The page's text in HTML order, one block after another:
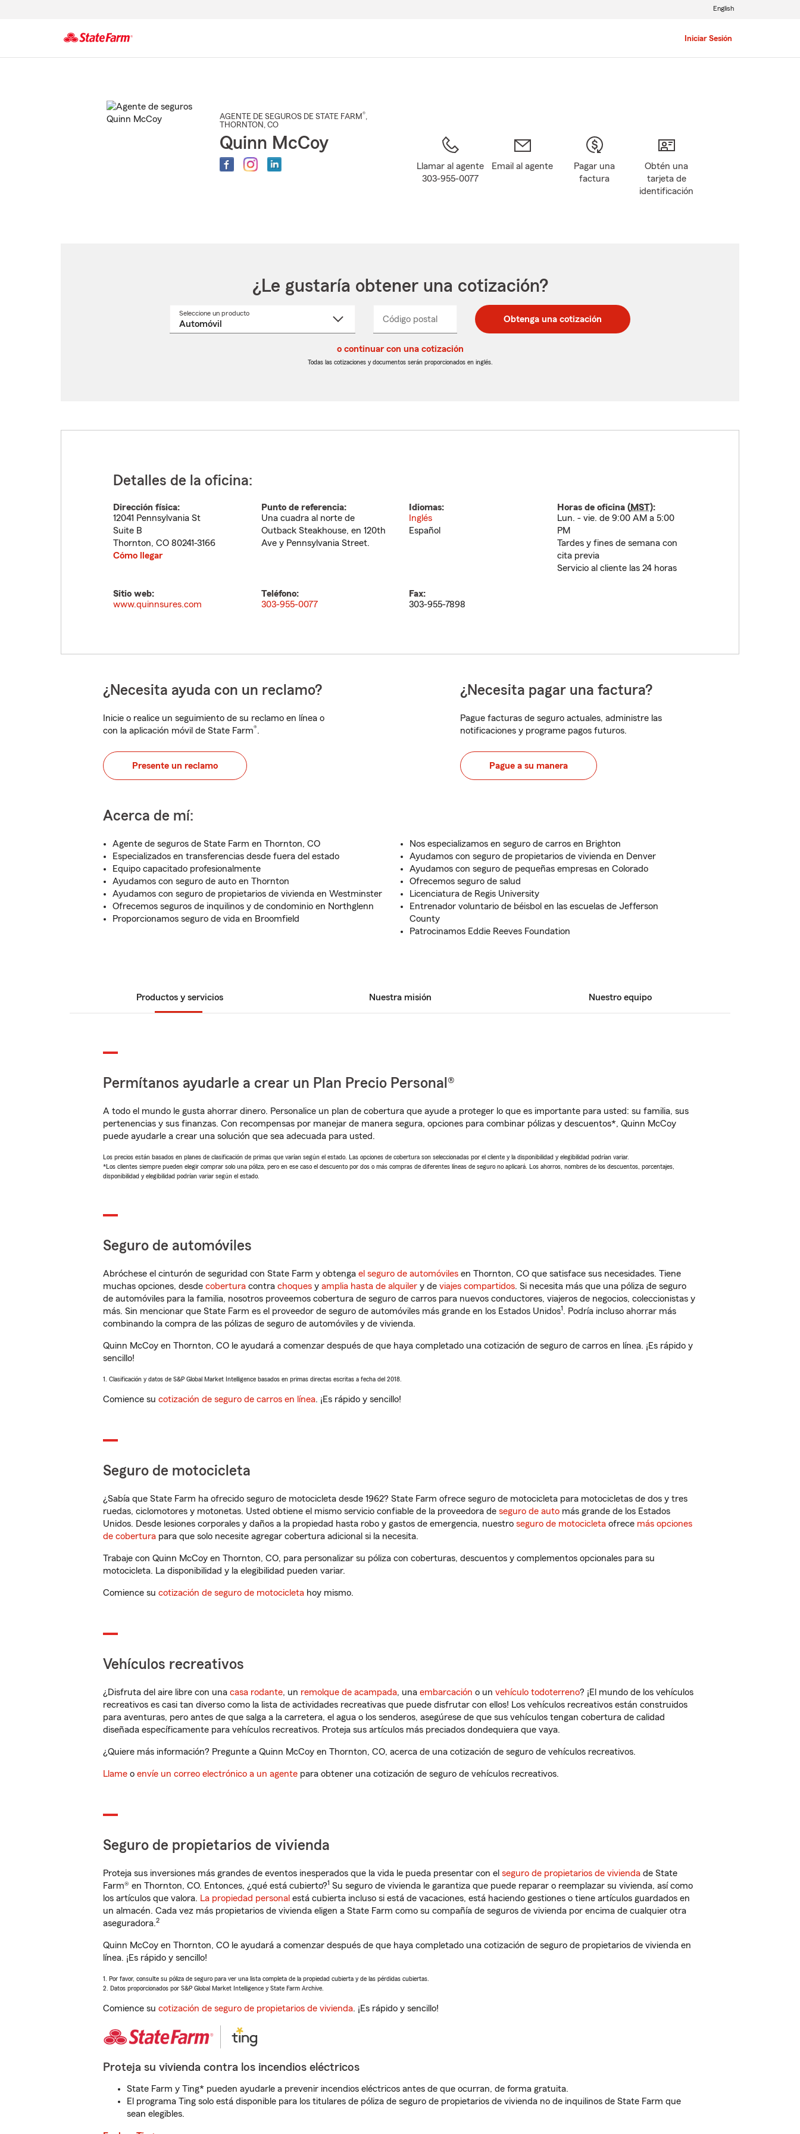
Iniciar Sesión
English
AGENTE DE SEGUROS DE STATE FARM®,
THORNTON , CO
Quinn McCoy
Llamar al agente
303-955-0077
Email al agente
Pagar una
factura
Obtén una
tarjeta de
identificación
¿Le gustaría obtener una cotización?
Seleccione un productoSeleccione
Código postal
postal
de
postal
de
_____ Obtenga una cotización
o continuar con una cotización
Todas las cotizaciones y documentos serán proporcionados en inglés.
Detalles de la oficina:
Dirección física:
12041 Pennsylvania St
Suite B
Thornton, CO 80241-3166
Cómo llegar
Punto de referencia:
Una cuadra al norte de
Outback Steakhouse, en 120th
Ave y Pennsylvania Street.
Idiomas:
Inglés
Español
Horas de oficina (MST):
Lun. - vie. de 9:00 AM a 5:00
PM
Tardes y fines de semana con
cita previa
Servicio al cliente las 24 horas
Sitio web:
www.quinnsures.com
Teléfono:
303-955-0077
Fax:
303-955-7898
¿Necesita ayuda con un reclamo?
Inicie o realice un seguimiento de su reclamo en línea o
con la aplicación móvil de State Farm®.
Presente un reclamo
¿Necesita pagar una factura?
Pague facturas de seguro actuales, administre las
notificaciones y programe pagos futuros.
Pague a su manera
Acerca de mí:
Agente de seguros de State Farm en Thornton, CO
Especializados en transferencias desde fuera del estado
Equipo capacitado profesionalmente
Ayudamos con seguro de auto en Thornton
Ayudamos con seguro de propietarios de vivienda en Westminster
Ofrecemos seguros de inquilinos y de condominio en Northglenn
Proporcionamos seguro de vida en Broomfield
Nos especializamos en seguro de carros en Brighton
Ayudamos con seguro de propietarios de vivienda en Denver
Ayudamos con seguro de pequeñas empresas en Colorado
Ofrecemos seguro de salud
Licenciatura de Regis University
Entrenador voluntario de béisbol en las escuelas de Jefferson
County
Patrocinamos Eddie Reeves Foundation
Productos y servicios Nuestra misión Nuestro equipo
Permítanos ayudarle a crear un Plan Precio Personal®
A todo el mundo le gusta ahorrar dinero. Personalice un plan de cobertura que ayude a proteger lo que es importante para usted: su familia, sus
pertenencias y sus finanzas. Con recompensas por manejar de manera segura, opciones para combinar pólizas y descuentos*, Quinn McCoy
puede ayudarle a crear una solución que sea adecuada para usted.
Los precios están basados en planes de clasificación de primas que varían según el estado. Las opciones de cobertura son seleccionadas por el cliente y la disponibilidad y elegibilidad podrían variar.
*Los clientes siempre pueden elegir comprar solo una póliza, pero en ese caso el descuento por dos o más compras de diferentes líneas de seguro no aplicará. Los ahorros, nombres de los descuentos, porcentajes,
disponibilidad y elegibilidad podrían variar según el estado.
Seguro de automóviles
Abróchese el cinturón de seguridad con State Farm y obtenga el seguro de automóviles en Thornton, CO que satisface sus necesidades. Tiene
muchas opciones, desde cobertura contra choques y amplia hasta de alquiler y de viajes compartidos. Si necesita más que una póliza de seguro
de automóviles para la familia, nosotros proveemos cobertura de seguro de carros para nuevos conductores, viajeros de negocios, coleccionistas y
más. Sin mencionar que State Farm es el proveedor de seguro de automóviles más grande en los Estados Unidos1. Podría incluso ahorrar más
combinando la compra de las pólizas de seguro de automóviles y de vivienda.
Quinn McCoy en Thornton, CO le ayudará a comenzar después de que haya completado una cotización de seguro de carros en línea. ¡Es rápido y
sencillo!
1. Clasificación y datos de S&P Global Market Intelligence basados en primas directas escritas a fecha del 2018.
Comience su cotización de seguro de carros en línea. ¡Es rápido y sencillo!
Seguro de motocicleta
¿Sabía que State Farm ha ofrecido seguro de motocicleta desde 1962? State Farm ofrece seguro de motocicleta para motocicletas de dos y tres
ruedas, ciclomotores y motonetas. Usted obtiene el mismo servicio confiable de la proveedora de seguro de auto más grande de los Estados
Unidos. Desde lesiones corporales y daños a la propiedad hasta robo y gastos de emergencia, nuestro seguro de motocicleta ofrece más opciones
de cobertura para que solo necesite agregar cobertura adicional si la necesita.
Trabaje con Quinn McCoy en Thornton, CO, para personalizar su póliza con coberturas, descuentos y complementos opcionales para su
motocicleta. La disponibilidad y la elegibilidad pueden variar.
Comience su cotización de seguro de motocicleta hoy mismo.
Vehículos recreativos
¿Disfruta del aire libre con una casa rodante, un remolque de acampada, una embarcación o un vehículo todoterreno? ¡El mundo de los vehículos
recreativos es casi tan diverso como la lista de actividades recreativas que puede disfrutar con ellos! Los vehículos recreativos están construidos
para aventuras, pero antes de que salga a la carretera, el agua o los senderos, asegúrese de que sus vehículos tengan cobertura de calidad
diseñada específicamente para vehículos recreativos. Proteja sus artículos más preciados dondequiera que vaya.
¿Quiere más información? Pregunte a Quinn McCoy en Thornton, CO, acerca de una cotización de seguro de vehículos recreativos.
Llame o envíe un correo electrónico a un agente para obtener una cotización de seguro de vehículos recreativos.
Seguro de propietarios de vivienda
Proteja sus inversiones más grandes de eventos inesperados que la vida le pueda presentar con el seguro de propietarios de vivienda de State
Farm® en Thornton, CO. Entonces, ¿qué está cubierto?1 Su seguro de vivienda le garantiza que puede reparar o reemplazar su vivienda, así como
los artículos que valora. La propiedad personal está cubierta incluso si está de vacaciones, está haciendo gestiones o tiene artículos guardados en
un almacén. Cada vez más propietarios de vivienda eligen a State Farm como su compañía de seguros de vivienda por encima de cualquier otra
aseguradora.2
Quinn McCoy en Thornton, CO le ayudará a comenzar después de que haya completado una cotización de seguro de propietarios de vivienda en
línea. ¡Es rápido y sencillo!
1. Por favor, consulte su póliza de seguro para ver una lista completa de la propiedad cubierta y de las pérdidas cubiertas.
2. Datos proporcionados por S&P Global Market Intelligence y State Farm Archive.
Comience su cotización de seguro de propietarios de vivienda. ¡Es rápido y sencillo!
Proteja su vivienda contra los incendios eléctricos
State Farm y Ting* pueden ayudarle a prevenir incendios eléctricos antes de que ocurran, de forma gratuita.
El programa Ting solo está disponible para los titulares de póliza de seguro de propietarios de vivienda no de inquilinos de State Farm que
sean elegibles.